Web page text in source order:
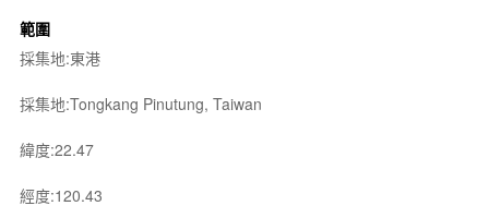
範圍
採集地:東港
採集地:Tongkang Pinutung, Taiwan
緯度:22.47
經度:120.43